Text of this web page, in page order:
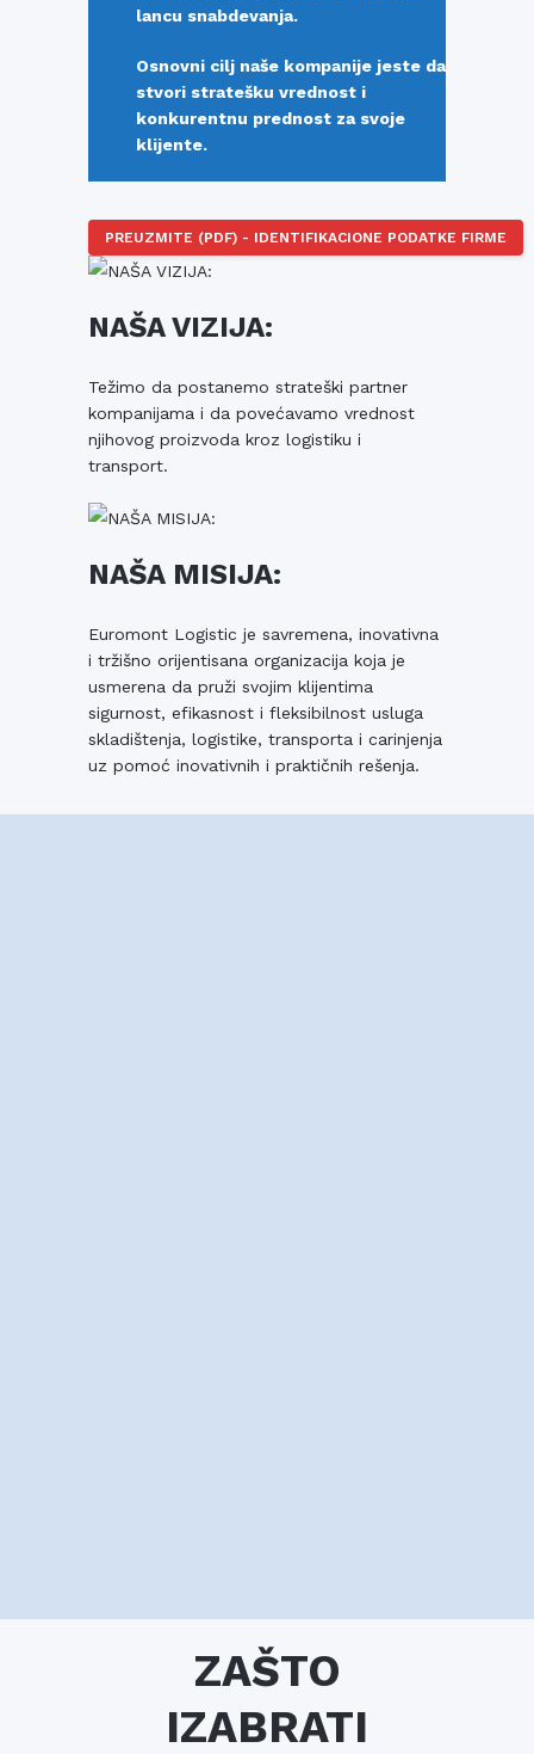
lancu snabdevanja.
Osnovni cilj naše kompanije jeste da
stvori stratešku vrednost i
konkurentnu prednost za svoje
klijente.
PREUZMITE (PDF) - IDENTIFIKACIONE PODATKE FIRME
NAŠA VIZIJA:
Težimo da postanemo strateški partner
kompanijama i da povećavamo vrednost
njihovog proizvoda kroz logistiku i
transport.
NAŠA MISIJA:
Euromont Logistic je savremena, inovativna
i tržišno orijentisana organizacija koja je
usmerena da pruži svojim klijentima
sigurnost, efikasnost i fleksibilnost usluga
skladištenja, logistike, transporta i carinjenja
uz pomoć inovativnih i praktičnih rešenja.
ZAŠTO
IZABRATI